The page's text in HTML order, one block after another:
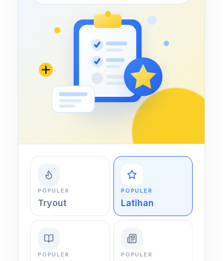
POPULER
Tryout
POPULER
Latihan
POPULER POPULER